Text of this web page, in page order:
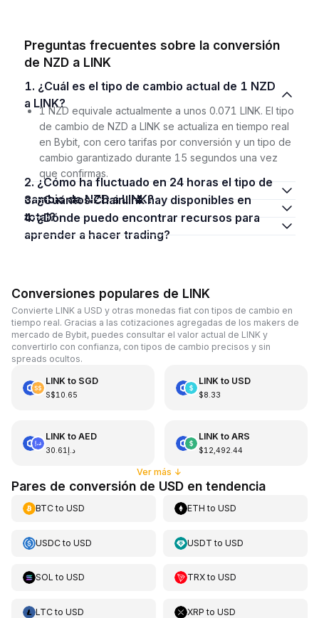
Preguntas frecuentes sobre la conversión
de NZD a LINK
1. ¿Cuál es el tipo de cambio actual de 1 NZD
a LINK?
1 NZD equivale actualmente a unos 0.071 LINK. El tipo
de cambio de NZD a LINK se actualiza en tiempo real
en Bybit, con cero tarifas por conversión y un tipo de
cambio garantizado durante 15 segundos una vez
que confirmas.
2. ¿Cómo ha fluctuado en 24 horas el tipo de
cambio de NZD a LINK?
3. ¿Cuántos Chainlink hay disponibles en
total?
4. ¿Dónde puedo encontrar recursos para
aprender a hacer trading?
Conversiones populares de LINK
Convierte LINK a USD y otras monedas fiat con tipos de cambio en
tiempo real. Gracias a las cotizaciones agregadas de los makers de
mercado de Bybit, puedes consultar el valor actual de LINK y
convertirlo con confianza, con tipos de cambio precisos y sin
spreads ocultos.
LINKto SGD
S$10.65
LINKto USD
$8.33
LINKto AED
د.إ30.61
LINKto ARS
$12,492.44
Ver más ↓
Pares de conversión de USD en tendencia
BTCto USD ETH toUSD
USDCto USD USDT toUSD
SOL to USD TRXtoUSD
LTCto USD XRP toUSD